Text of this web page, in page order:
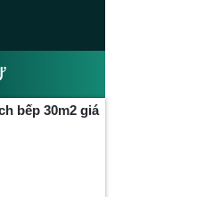
bếp 30m2 giá